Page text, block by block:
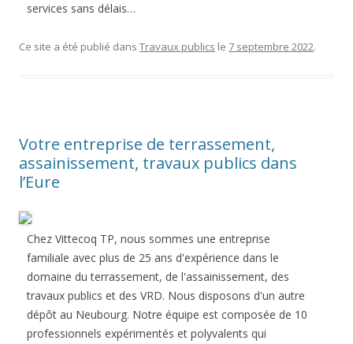
services sans délais…
Ce site a été publié dans Travaux publics le 7 septembre 2022.
Votre entreprise de terrassement,
assainissement, travaux publics dans
l’Eure
Chez Vittecoq TP, nous sommes une entreprise
familiale avec plus de 25 ans d'expérience dans le
domaine du terrassement, de l'assainissement, des
travaux publics et des VRD. Nous disposons d'un autre
dépôt au Neubourg. Notre équipe est composée de 10
professionnels expérimentés et polyvalents qui